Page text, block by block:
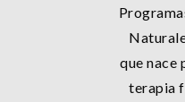
que nace
terapia